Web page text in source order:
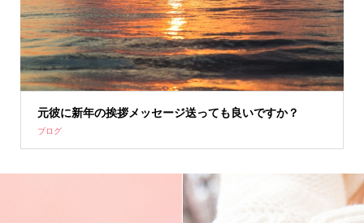
元彼に新年の挨拶メッセージ送っても良いですか？
ブログ